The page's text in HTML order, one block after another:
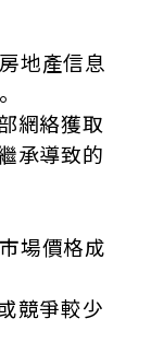
地產信息
網絡獲取
承導致的
場價格成
競爭較少